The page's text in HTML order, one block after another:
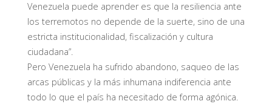
Venezuela puede aprender es que la resiliencia ante
los terremotos no depende de la suerte, sino de una
estricta institucionalidad, fiscalización y cultura
ciudadana”.
Pero Venezuela ha sufrido abandono, saqueo de las
arcas públicas y la más inhumana indiferencia ante
todo lo que el país ha necesitado de forma agónica.